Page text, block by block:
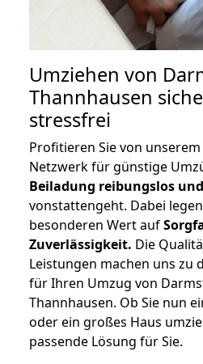
Umziehen von
Thannhausen
stressfrei
Profitieren Sie von
Netzwerk für günstige
Beiladung reibungslos
vonstattengeht. Dabei
besonderen Wert auf
Zuverlässigkeit. Die
Leistungen machen uns zu
für Ihren Umzug von
Thannhausen. Ob Sie nun
oder ein großes Haus
passende Lösung für Sie.